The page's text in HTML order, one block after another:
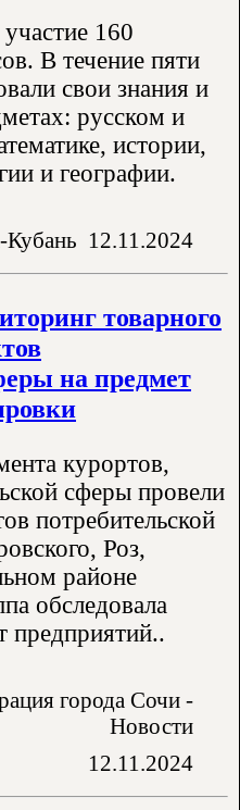
160
В течение пяти
свои знания и
русском и
истории,
и географии.
12.11.2024
товарного
на предмет
курортов,
сферы провели
потребительской
Роз,
районе
обследовала
предприятий..
города Сочи -
Новости
12.11.2024